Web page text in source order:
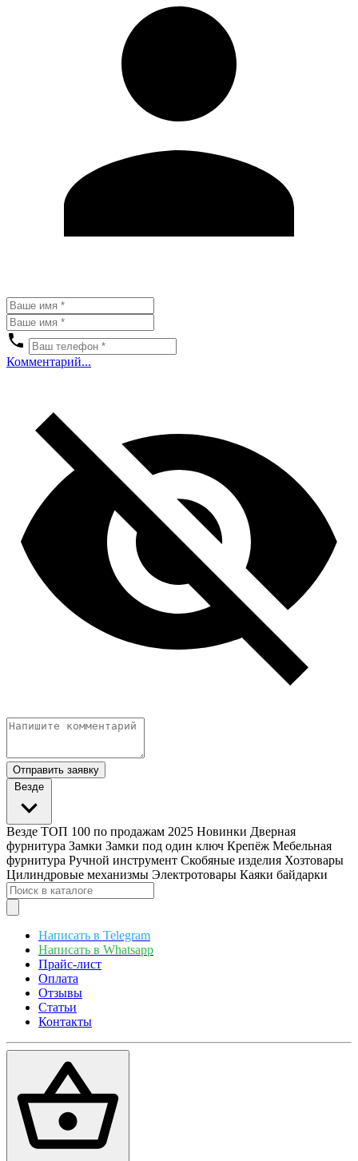
Комментарий...
Отправить заявку
Везде
Везде ТОП 100 по продажам 2025 Новинки Дверная
фурнитура Замки Замки под один ключ Крепёж Мебельная
фурнитура Ручной инструмент Скобяные изделия Хозтовары
Цилиндровые механизмы Электротовары Каяки байдарки
Написать в Telegram
Написать в Whatsapp
Прайс-лист
Оплата
Отзывы
Статьи
Контакты